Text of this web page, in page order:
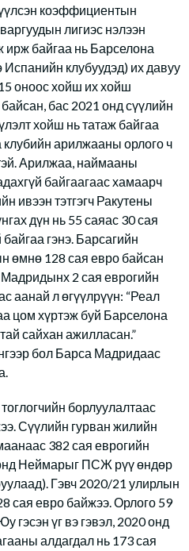
коэффициентын
лигиэс нэлээн
байгаа нь Барселона
клубуудэд) их давуу
оноос хойш их хойш
бас 2021 онд сүүлийн
хойш нь татаж байгаа
арилжааны орлого ч
Арилжаа, наймааны
байгаагаас хамаарч
ивээн тэтгэгч Ракутены
дүн нь 55 саяас 30 сая
гэнэ. Барсагийн
өмнө 128 сая евро байсан
2 сая еврогийн
аанай л өгүүлрүүн: “Реал
цом хүртэж буй Барселона
сайхан ажилласан.”
бол Барса Мадридаас
борлуулалтаас
Сүүлийн гурван жилийн
382 сая еврогийн
Неймарыг ПСЖ рүү өндөр
Гэвч 2020/21 улирлын
сая евро байжээ. Орлого 59
гэсэн үг вэ гэвэл, 2020 онд
алдагдал нь 173 сая